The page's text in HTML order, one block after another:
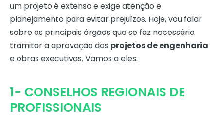
um projeto é extenso e exige atenção e
planejamento para evitar prejuízos. Hoje, vou falar
sobre os principais órgãos que se faz necessário
tramitar a aprovação dos projetos de engenharia
e obras executivas. Vamos a eles:
1- CONSELHOS REGIONAIS DE
PROFISSIONAIS